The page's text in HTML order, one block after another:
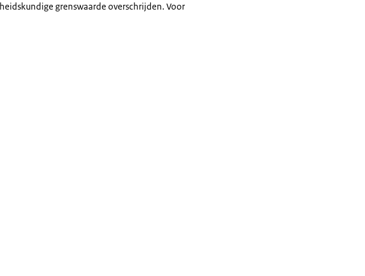
grenswaarde overschrijden. Voor